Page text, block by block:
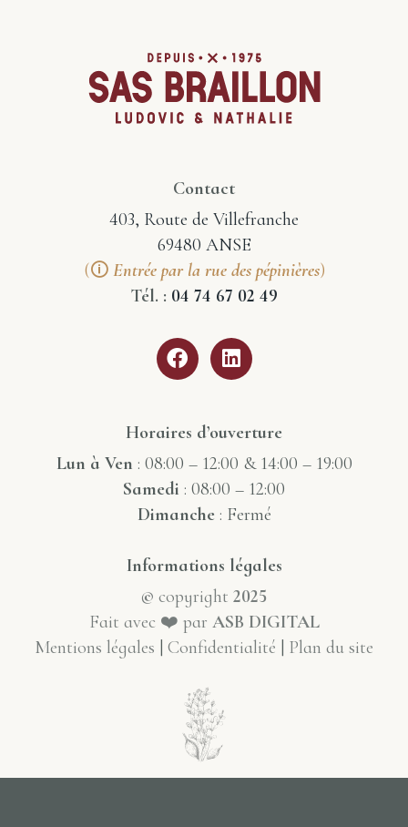
Contact
403, Route de Villefranche
69480 ANSE
(🛈 Entrée par la rue des pépinières)
Tél. : 04 74 67 02 49
Horaires d’ouverture
Lun à Ven : 08:00 – 12:00 & 14:00 – 19:00
Samedi : 08:00 – 12:00
Dimanche : Fermé
Informations légales
© copyright 2025
Fait avec ❤️ par ASB DIGITAL
Mentions légales
Confidentialité Plan du site